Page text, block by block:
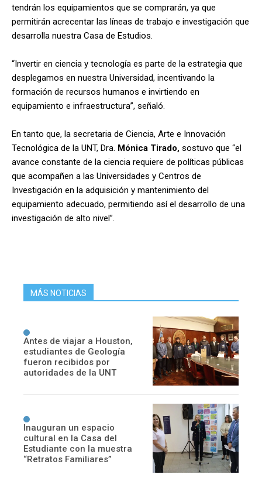
tendrán los equipamientos que se comprarán, ya que
permitirán acrecentar las líneas de trabajo e investigación que
desarrolla nuestra Casa de Estudios.
“Invertir en ciencia y tecnología es parte de la estrategia que
desplegamos en nuestra Universidad, incentivando la
formación de recursos humanos e invirtiendo en
equipamiento e infraestructura”, señaló.
En tanto que, la secretaria de Ciencia, Arte e Innovación
Tecnológica de la UNT, Dra. Mónica Tirado, sostuvo que “el
avance constante de la ciencia requiere de políticas públicas
que acompañen a las Universidades y Centros de
Investigación en la adquisición y mantenimiento del
equipamiento adecuado, permitiendo así el desarrollo de una
investigación de alto nivel”.
MÁS NOTICIAS
Antes de viajar a Houston,
estudiantes de Geología
fueron recibidos por
autoridades de la UNT
Inauguran un espacio
cultural en la Casa del
Estudiante con la muestra
“Retratos Familiares”